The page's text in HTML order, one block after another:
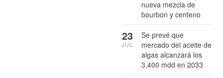
nueva mezcla de
bourbon y centeno
Se prevé que
mercado del aceite de
algas alcanzará los
3,400 mdd en 2033
23
JUL